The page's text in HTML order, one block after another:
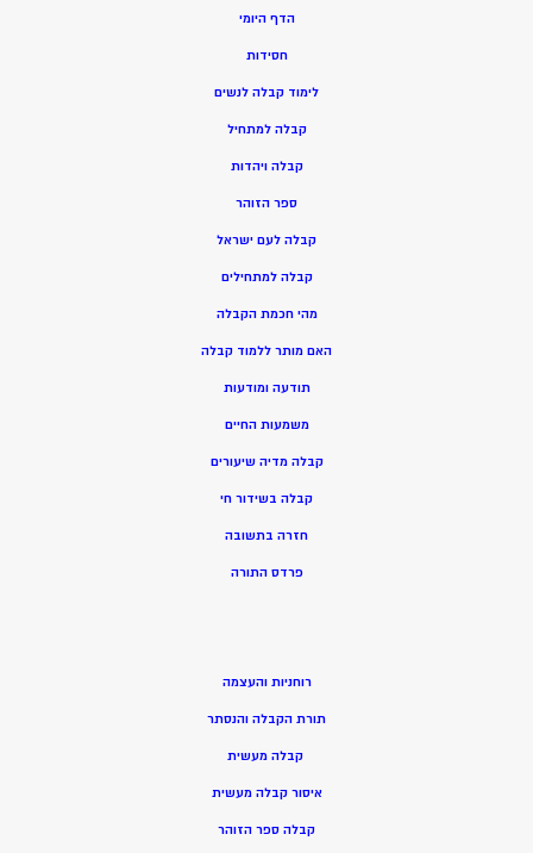
הדף היומי
חסידות
לימוד קבלה לנשים
קבלה למתחיל
קבלה ויהדות
ספר הזוהר
קבלה לעם ישראל
קבלה למתחילים
מהי חכמת הקבלה
האם מותר ללמוד קבלה
תודעה ומודעות
משמעות החיים
קבלה מדיה שיעורים
קבלה בשידור חי
חזרה בתשובה
פרדס התורה
רוחניות והעצמה
תורת הקבלה והנסתר
קבלה מעשית
איסור קבלה מעשית
קבלה ספר הזוהר